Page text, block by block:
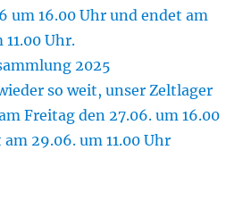
um 16.00 Uhr und endet am
11.00 Uhr.
2025
so weit, unser Zeltlager
Freitag den 27.06. um 16.00
29.06. um 11.00 Uhr